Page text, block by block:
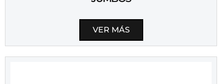
VER MÁS